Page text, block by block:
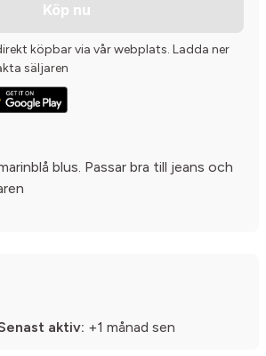
Köp nu
köpbar via vår webplats. Ladda ner
säljaren
blus. Passar bra till jeans och
aktiv: +1 månad sen